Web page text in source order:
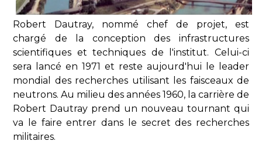
Robert Dautray, nommé chef de projet, est
chargé de la conception des infrastructures
scientifiques et techniques de l'institut. Celui-ci
sera lancé en 1971 et reste aujourd'hui le leader
mondial des recherches utilisant les faisceaux de
neutrons. Au milieu des années 1960, la carrière de
Robert Dautray prend un nouveau tournant qui
va le faire entrer dans le secret des recherches
militaires.